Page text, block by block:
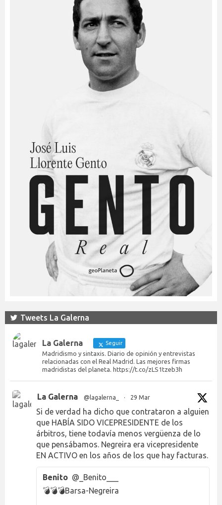
Tweets La Galerna
La Galerna Seguir
Madridismo y sintaxis. Diario de opinión y entrevistas
relacionadas con el Real Madrid. Las mejores firmas
madridistas del planeta. https://t.co/zLS1tzeb3h
La Galerna @lagalerna_ · 29 Mar
Si de verdad ha dicho que contrataron a alguien
que HABÍA SIDO VICEPRESIDENTE de los
árbitros, tiene todavía menos vergüenza de lo
que pensábamos. Negreira era vicepresidente
EN ACTIVO en los años de los que hay facturas.
Benito @_Benito___
💣💣💣Barsa-Negreira